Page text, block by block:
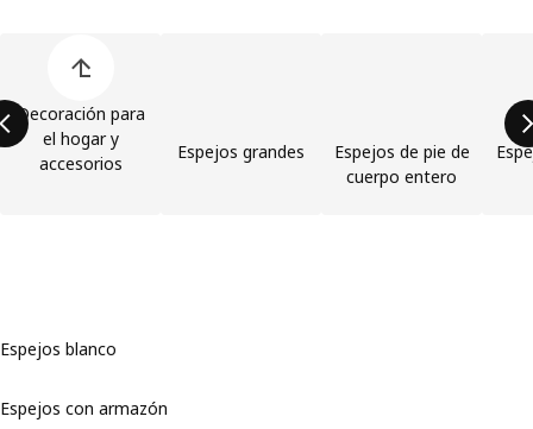
Decoración para
el hogar y
accesorios
Espejos grandes
Espejos de pie de
cuerpo entero
Espejos blanco
Espejos con armazón